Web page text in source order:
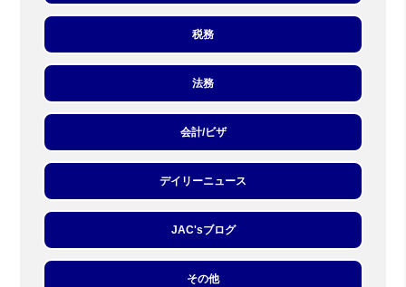
税務
法務
会計/ビザ
デイリーニュース
JAC'sブログ
その他